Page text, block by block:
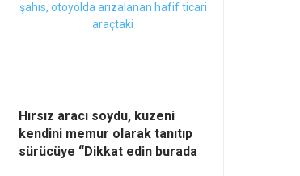
Hırsız aracı soydu, kuzeni
kendini memur olarak tanıtıp
sürücüye “Dikkat edin burada